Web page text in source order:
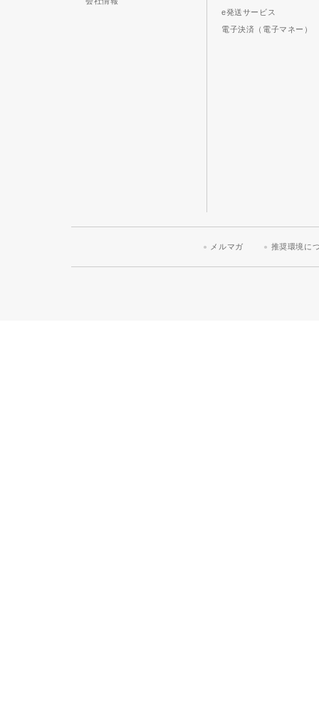
e発送サービス
電子決済（電子マネー）
メルマガ 推奨環境に